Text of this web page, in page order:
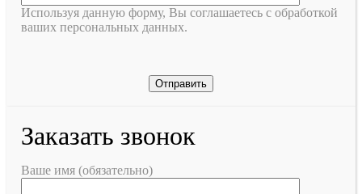
Используя данную форму, Вы соглашаетесь с обработкой
ваших персональных данных.
Заказать звонок
Ваше имя (обязательно)